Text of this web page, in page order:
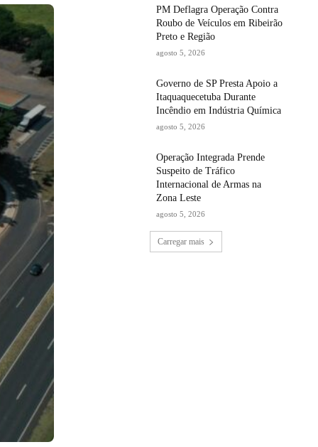
PM Deflagra Operação Contra
Roubo de Veículos em Ribeirão
Preto e Região
agosto 5, 2026
Governo de SP Presta Apoio a
Itaquaquecetuba Durante
Incêndio em Indústria Química
agosto 5, 2026
Operação Integrada Prende
Suspeito de Tráfico
Internacional de Armas na
Zona Leste
agosto 5, 2026
Carregar mais